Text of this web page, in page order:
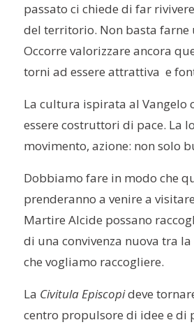
passato ci chiede di far
del territorio. Non basta farne
Occorre valorizzare ancora
torni ad essere attrattiva e
La cultura ispirata al Vangelo
essere costruttori di pace. La
movimento, azione: non solo
Dobbiamo fare in modo che
prenderanno a venire a
Martire Alcide possano
di una convivenza nuova tra la
che vogliamo raccogliere.
La Civitula Episcopideve
centro propulsore di idee e di